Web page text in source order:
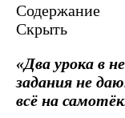
Содержание
Скрыть
«Два урока в
задания не
всё на